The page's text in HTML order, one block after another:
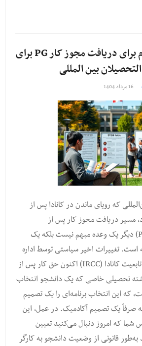
بررسی شرایط لازم برای دریافت مجوز کار PG برای
بین المللی
16 مرداد 1404
که رویای ماندن در کانادا پس از
مسیر دریافت مجوز کار پس از
فارغ‌التحصیلی (PGWP) دیگر یک وعده مبهم نیست بلکه یک
تغییرات اخیر سیاستی توسط اداره
مهاجرت، پناهندگان و تابعیت کانادا (IRCC) اکنون حق کار پس از
تحصیلی خاصی که یک دانشجو انتخاب
که این انتخاب برنامه‌ای را یک تصمیم
صرفاً یک تصمیم آکادمیک. در عمل، این
که امروز دنبال می‌کنید تعیین
به‌طور قانونی از وضعیت دانشجو به کارگر